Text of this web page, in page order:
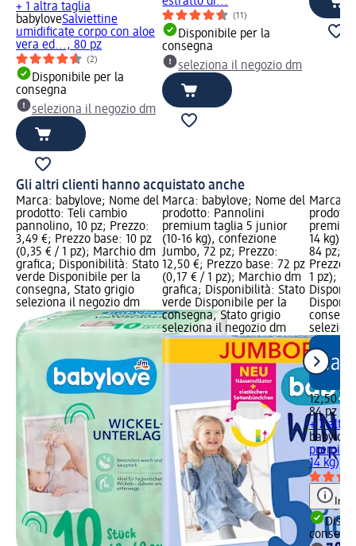
+ 1 altra taglia
babyloveSalviettine
umidificate corpo con aloe
vera ed..., 80 pz
(2)
Disponibile per la
consegna
seleziona il negozio dm
(11)
Disponibile per la
consegna
seleziona il negozio dm
Gli altri clienti hanno acquistato anche
Marca: babylove; Nome del
prodotto: Teli cambio
pannolino, 10 pz; Prezzo:
3,49 €; Prezzo base: 10 pz
(0,35 € / 1 pz); Marchio dm
grafica; Disponibilità: Stato
verde Disponibile per la
consegna, Stato grigio
seleziona il negozio dm
Marca: babylove; Nome del
prodotto: Pannolini
premium taglia 5 junior
(10-16 kg), confezione
Jumbo, 72 pz; Prezzo:
12,50 €; Prezzo base: 72 pz
(0,17 € / 1 pz); Marchio dm
grafica; Disponibilità: Stato
verde Disponibile per la
consegna, Stato grigio
seleziona il negozio dm
Marca:
14 kg),
84 pz;
Prezzo
1 pz);
12,50 €
84 pz
+ 7 altre
babylove
14